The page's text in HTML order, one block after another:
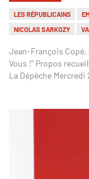
LES RÉPUBLICAINS
NICOLAS SARKOZY
Jean-François Copé,
Vous !" Propos
La Dépêche Mercredi